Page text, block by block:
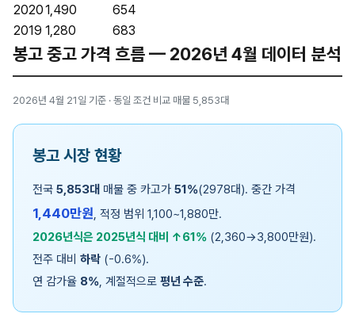
20201,490
654
2019 1,280 683
봉고 중고 가격 흐름 — 2026년 4월 데이터 분석
2026년 4월 21일 기준 · 동일 조건 비교 매물 5,853대
봉고 시장 현황
전국 5,853대 매물 중 카고가 51%(2978대). 중간 가격
1,440만원, 적정 범위 1,100~1,880만.
2026년식은 2025년식 대비 ↑61% (2,360→3,800만원).
전주 대비 하락 (-0.6%).
연 감가율 8%, 계절적으로 평년 수준.